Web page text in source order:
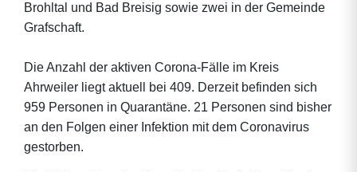
Brohltal und Bad Breisig sowie zwei in der Gemeinde
Grafschaft.
Die Anzahl der aktiven Corona-Fälle im Kreis
Ahrweiler liegt aktuell bei 409. Derzeit befinden sich
959 Personen in Quarantäne. 21 Personen sind bisher
an den Folgen einer Infektion mit dem Coronavirus
gestorben.